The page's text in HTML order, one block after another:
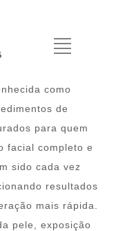
como
de
para quem
facial completo e
sido cada vez
resultados
mais rápida.
pele, exposição